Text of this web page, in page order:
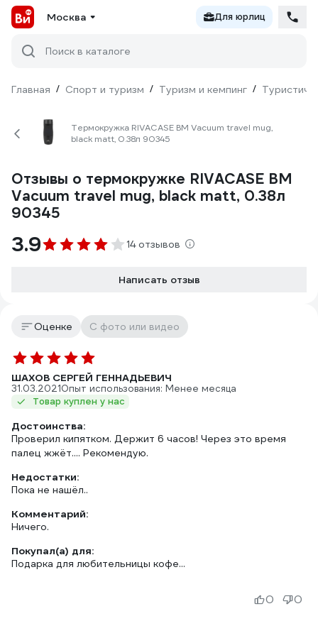
Москва Для юрлиц
Поиск в каталоге
Главная / Спорт и туризм / Туризм и кемпинг /
Термокружка RIVACASE BM Vacuum travel mug,
black matt, 0.38л 90345
Отзывы о термокружке RIVACASE BM
Vacuum travel mug, black matt, 0.38л
90345
3.9 14 отзывов
Написать отзыв
Оценке С фото или видео
ШАХОВ СЕРГЕЙ ГЕННАДЬЕВИЧ
31.03.2021Опыт использования: Менее месяца
Товар куплен у нас
Достоинства:
Проверил кипятком. Держит 6 часов! Через это время
палец жжёт.... Рекомендую.
Недостатки:
Пока не нашёл..
Комментарий:
Ничего.
Покупал(а) для:
Подарка для любительницы кофе...
0 0